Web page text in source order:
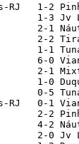
RJ   1-2
1-3 Jv
2-1
2-2
1-1
6-0
2-1
1-0
0-5
RJ   0-1
2-2
4-2
2-0 Jv